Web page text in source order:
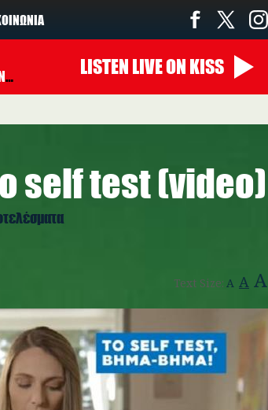
KISS MUSIC NON STOP, ΜΕ 55 ΛΕΠΤΑ 90S TO NOW ΚΑΘΕ ΩΡΑ
00:00 - 07:00
LISTEN LIVEON KISS
self test (video)
Text Size: A A A